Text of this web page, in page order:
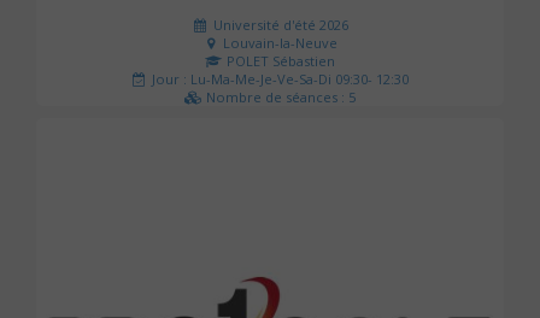
Université d'été 2026
Louvain-la-Neuve
POLET Sébastien
Jour : Lu-Ma-Me-Je-Ve-Sa-Di 09:30- 12:30
Nombre de séances : 5